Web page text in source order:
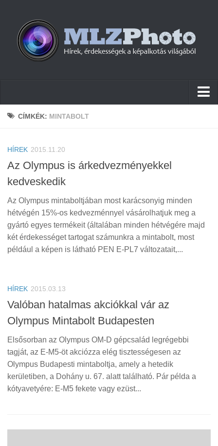
Hírek
Cikkek
Szoftver
Firmware
Tudástár
Tanácsok
Érdekességek
CÍMKÉK: MINTABOLT
HÍREK 2015.11.20
Az Olympus is árkedvezményekkel
kedveskedik
Az Olympus mintaboltjában most karácsonyig minden
hétvégén 15%-os kedvezménnyel vásárolhatjuk meg a
gyártó egyes termékeit (általában minden hétvégére majd
két érdekességet tartogat számunkra a mintabolt, most
például a képen is látható PEN E-PL7 változatait,...
HÍREK 2015.03.13
Valóban hatalmas akciókkal vár az
Olympus Mintabolt Budapesten
Elsősorban az Olympus OM-D gépcsalád legrégebbi
tagját, az E-M5-öt akciózza elég tisztességesen az
Olympus Budapesti mintaboltja, amely a hetedik
kerületiben, a Dohány u. 67. alatt található. Pár példa a
kótyavetyére: E-M5 fekete vagy ezüst...